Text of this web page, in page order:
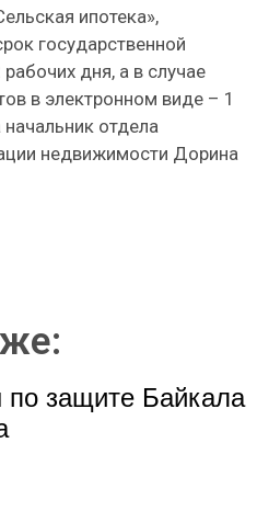
ипотека»,
государственной
дня, а в случае
в электронном виде – 1
отдела
недвижимости Дорина
защите Байкала